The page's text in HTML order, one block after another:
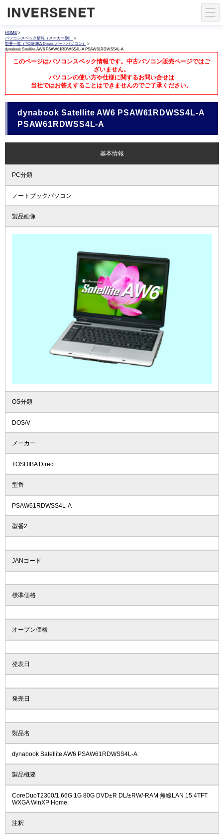
HOME >
パソコンスペック情報（メーカー別）
>
型番一覧（TOSHIBA Direct ノートパソコン）
>
dynabook Satellite AW6 PSAW61RDWSS4L-A PSAW61RDWSS4L-A
このページはパソコンスペック情報です。中古パソコン販売ページではご
ざいません。
パソコンの使い方や仕様に関するお問い合せは
当社ではお答えすることはできませんのでご了承ください。
dynabook Satellite AW6 PSAW61RDWSS4L-A
PSAW61RDWSS4L-A
基本情報
PC分類
ノートブックパソコン
製品画像
OS分類
DOS/V
メーカー
TOSHIBA Direct
型番
PSAW61RDWSS4L-A
型番2
JANコード
標準価格
オープン価格
発表日
発売日
製品名
dynabook Satellite AW6 PSAW61RDWSS4L-A
製品概要
CoreDuoT2300/1.66G 1G 80G DVD±R DL/±RW/-RAM 無線LAN 15.4TFT
WXGA WinXP Home
注釈